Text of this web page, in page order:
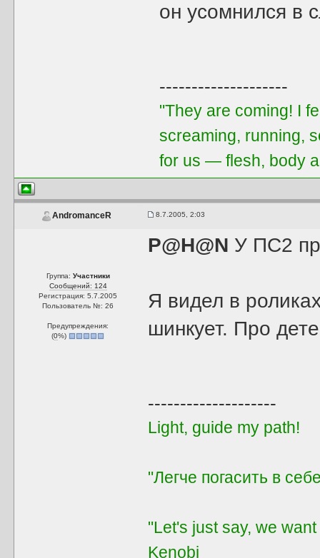
он усомнился в
--------------------
"They are coming! I
screaming, running,
for us — flesh, body
AndromanceR 8.7.2005, 2:03
Группа: Участники
Сообщений: 124
Регистрация: 5.7.2005
Пользователь №: 26
Предупреждения:
(0%)
P@H@N У ПС2
Я видел в
шинкует. Про
--------------------
Light, guide my path!
"Легче погасить в
"Let's just say, we
Kenobi